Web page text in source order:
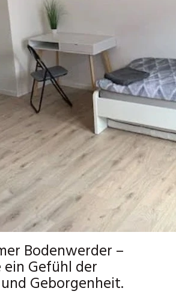
Bodenwerder –
ein Gefühl der
Geborgenheit.